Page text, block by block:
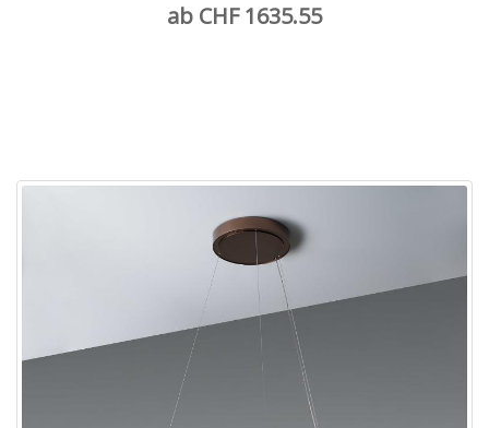
ab CHF 1635.55